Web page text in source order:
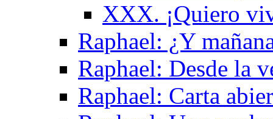
XXX. ¡Quiero
Raphael: ¿Y
Raphael: Desde la
Raphael: Carta